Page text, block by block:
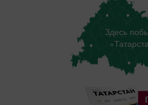
Здесь